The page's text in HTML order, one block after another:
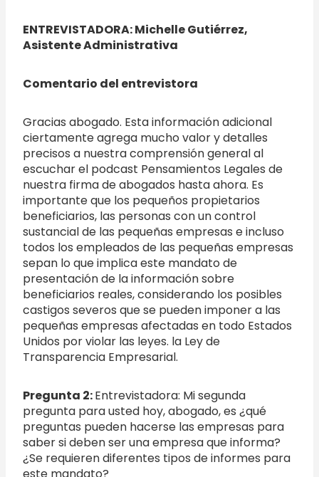
ENTREVISTADORA: Michelle Gutiérrez,
Asistente Administrativa
Comentario del entrevistora
Gracias abogado. Esta información adicional
ciertamente agrega mucho valor y detalles
precisos a nuestra comprensión general al
escuchar el podcast Pensamientos Legales de
nuestra firma de abogados hasta ahora. Es
importante que los pequeños propietarios
beneficiarios, las personas con un control
sustancial de las pequeñas empresas e incluso
todos los empleados de las pequeñas empresas
sepan lo que implica este mandato de
presentación de la información sobre
beneficiarios reales, considerando los posibles
castigos severos que se pueden imponer a las
pequeñas empresas afectadas en todo Estados
Unidos por violar las leyes. la Ley de
Transparencia Empresarial.
Pregunta 2:Entrevistadora: Mi segunda
pregunta para usted hoy, abogado, es ¿qué
preguntas pueden hacerse las empresas para
saber si deben ser una empresa que informa?
¿Se requieren diferentes tipos de informes para